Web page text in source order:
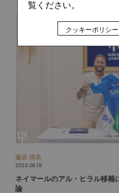
藤原 清美
2023.08.19
ネイマールのアル・ヒラル移籍
論
覧ください。
クッキーポリシー